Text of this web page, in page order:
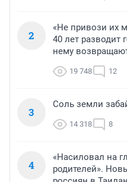
2
«Не привози их
40 лет разводит
нему
19 748 12
3
Соль земли
14 318 8
4
«Насиловал на
родителей».